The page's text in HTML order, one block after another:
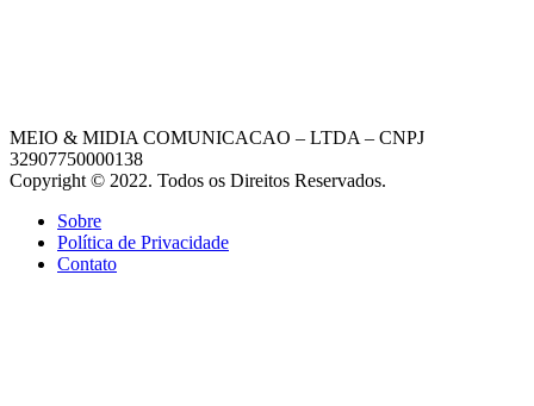
MEIO & MIDIA COMUNICACAO – LTDA – CNPJ
32907750000138
Copyright © 2022. Todos os Direitos Reservados.
Sobre
Política de Privacidade
Contato